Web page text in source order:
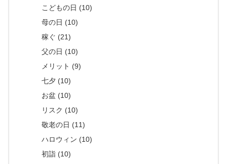
こどもの日 (10)
母の日 (10)
稼ぐ (21)
父の日 (10)
メリット (9)
七夕 (10)
お盆 (10)
リスク (10)
敬老の日 (11)
ハロウィン (10)
初詣 (10)